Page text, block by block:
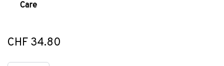
Care
CHF 34.80